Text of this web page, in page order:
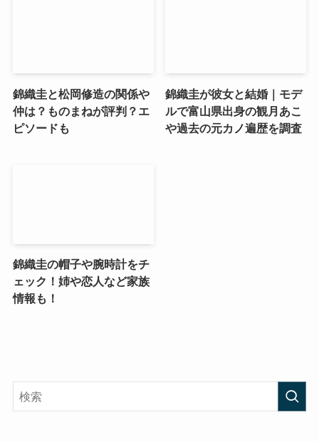
錦織圭と松岡修造の関係や
仲は？ものまねが評判？エ
ピソードも
錦織圭が彼女と結婚｜モデ
ルで富山県出身の観月あこ
や過去の元カノ遍歴を調査
錦織圭の帽子や腕時計をチ
ェック！姉や恋人など家族
情報も！